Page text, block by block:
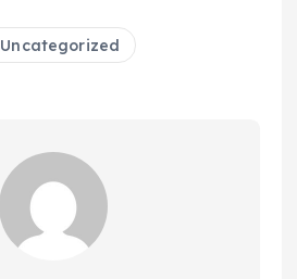
Uncategorized